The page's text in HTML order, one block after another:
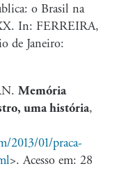
o Brasil na
In: FERREIRA,
de Janeiro:
Memória
uma história,
2013/01/praca-
>. Acesso em: 28